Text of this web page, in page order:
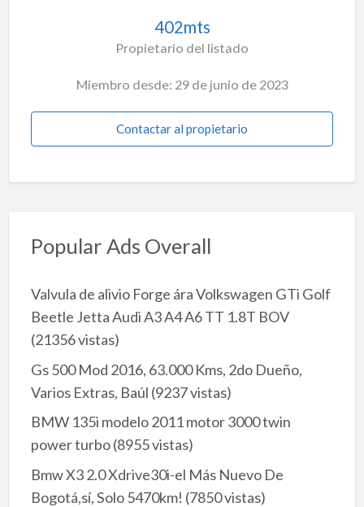
402mts
Propietario del listado
Miembro desde: 29 de junio de 2023
Contactar al propietario
Popular Ads Overall
Valvula de alivio Forge ára Volkswagen GTi Golf
Beetle Jetta Audi A3 A4 A6 TT 1.8T BOV
(21356 vistas)
Gs 500 Mod 2016, 63.000 Kms, 2do Dueño,
Varios Extras, Baúl (9237 vistas)
BMW 135i modelo 2011 motor 3000 twin
power turbo(8955 vistas)
Bmw X3 2.0 Xdrive30i-el Más Nuevo De
Bogotá,sí, Solo 5470km! (7850 vistas)